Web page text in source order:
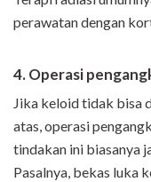
perawatan dengan
4. Operasi
Jika keloid tidak bisa
atas, operasi
tindakan ini biasanya
Pasalnya, bekas luka